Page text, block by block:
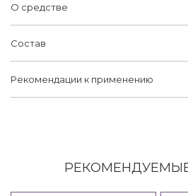
О средстве
Состав
Рекомендации к применению